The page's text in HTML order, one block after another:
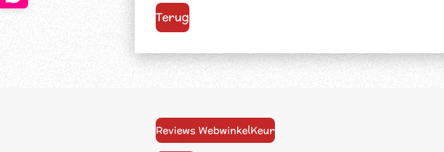
Terug
Reviews WebwinkelKeur